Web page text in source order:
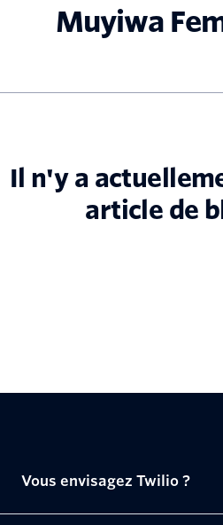
Muyiwa
Il n'y a
article de
Vous envisagez Twilio ?